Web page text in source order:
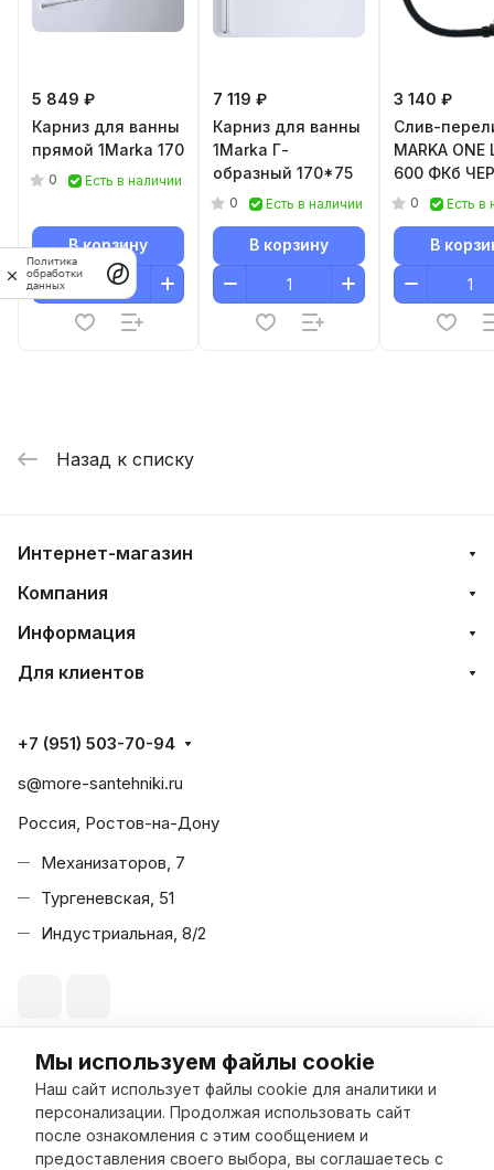
Мы используем файлы cookie
Наш сайт использует файлы cookie для аналитики и
персонализации. Продолжая использовать сайт
после ознакомления с этим сообщением и
предоставления своего выбора, вы соглашаетесь с
5 849 ₽
Карниз для ванны
прямой 1Marka 170
0 Есть в наличии
В корзину
7 119 ₽
Карниз для ванны
1Marka Г-
образный 170*75
0 Есть в наличии
В корзину
3 140 ₽
Слив-
MARKA ONE
600 ФКб
МАТОВЫЙ
0 Есть в
В
Назад к списку
Интернет-магазин
Компания
Информация
Для клиентов
+7 (951) 503-70-94
s@more-santehniki.ru
Россия, Ростов-на-Дону
Механизаторов, 7
Тургеневская, 51
Индустриальная, 8/2
© 2026 Море Сантехники
Политика
обработки
данных